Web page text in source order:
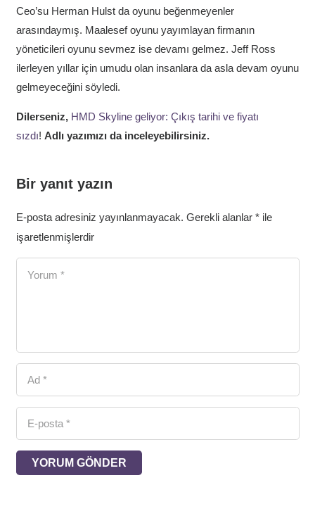
Ceo’su Herman Hulst da oyunu beğenmeyenler
arasındaymış. Maalesef oyunu yayımlayan firmanın
yöneticileri oyunu sevmez ise devamı gelmez. Jeff Ross
ilerleyen yıllar için umudu olan insanlara da asla devam oyunu
gelmeyeceğini söyledi.
Dilerseniz, HMD Skyline geliyor: Çıkış tarihi ve fiyatı
sızdı! Adlı yazımızı da inceleyebilirsiniz.
Bir yanıt yazın
E-posta adresiniz yayınlanmayacak. Gerekli alanlar *ile
işaretlenmişlerdir
YORUM GÖNDER